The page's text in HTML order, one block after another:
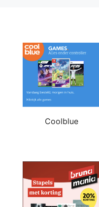
Coolblue